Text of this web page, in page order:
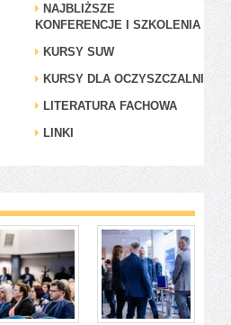
NAJBLIŻSZE
KONFERENCJE I SZKOLENIA
KURSY SUW
KURSY DLA OCZYSZCZALNI
LITERATURA FACHOWA
LINKI